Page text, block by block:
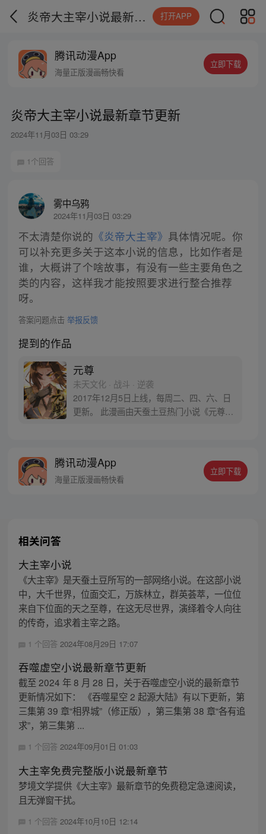
炎帝大主宰小说最新章节更新 打开APP
腾讯动漫App
海量正版漫画畅快看
立即下载
炎帝大主宰小说最新章节更新
2024年11月03日 03:29
1个回答
雾中乌鸦
2024年11月03日 03:29
不太清楚你说的 《炎帝大主宰》 具体情况呢。你
可以补充更多关于这本小说的信息，比如作者是
谁，大概讲了个啥故事，有没有一些主要角色之
类的内容，这样我才能按照要求进行整合推荐
呀。
答案问题点击 举报反馈
提到的作品
元尊
未天文化 · 战斗 · 逆袭
2017年12月5日上线，每周二、四、六、日
更新。 此漫画由天蚕土豆热门小说《元尊》
腾讯动漫App
海量正版漫画畅快看
立即下载
相关问答
大主宰小说
《大主宰》是天蚕土豆所写的一部网络小说。在这部小说
中，大千世界，位面交汇，万族林立，群英荟萃，一位位
来自下位面的天之至尊，在这无尽世界，演绎着令人向往
的传奇，追求着主宰之路。
1 个回答 2024年08月29日 17:07
吞噬虚空小说最新章节更新
截至 2024 年 8 月 28 日，关于吞噬虚空小说的最新章节
更新情况如下： 《吞噬星空 2 起源大陆》有以下更新，第
三集第 39 章“相界城”（修正版），第三集第 38 章“各有追
求”，第三集第 ...
1 个回答 2024年09月01日 01:03
大主宰免费完整版小说最新章节
梦境文学提供《大主宰》最新章节的免费稳定急速阅读，
且无弹窗干扰。
1 个回答 2024年10月10日 12:14